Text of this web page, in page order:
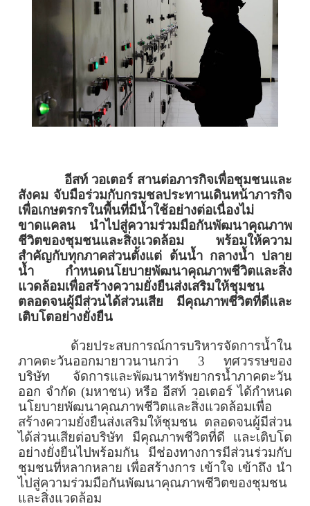
อีสท์ วอเตอร์ สานต่อภารกิจเพื่อชุมชนและ
สังคม จับมือร่วมกับกรมชลประทานเดินหน้าภารกิจ
เพื่อเกษตรกรในพื้นที่มีน้ำใช้อย่างต่อเนื่องไม่
ขาดแคลน นำไปสู่ความร่วมมือกันพัฒนาคุณภาพ
ชีวิตของชุมชนและสิ่งแวดล้อม พร้อมให้ความ
สำคัญกับทุกภาคส่วนตั้งแต่ ต้นน้ำ กลางน้ำ ปลาย
น้ำ กำหนดนโยบายพัฒนาคุณภาพชีวิตและสิ่ง
แวดล้อมเพื่อสร้างความยั่งยืนส่งเสริมให้ชุมชน
ตลอดจนผู้มีส่วนได้ส่วนเสีย มีคุณภาพชีวิตที่ดีและ
เติบโตอย่างยั่งยืน
ด้วยประสบการณ์การบริหารจัดการนํ้าใน
ภาคตะวันออกมายาวนานกว่า 3 ทศวรรษของ
บริษัท จัดการและพัฒนาทรัพยากรน้ำภาคตะวัน
ออก จำกัด (มหาชน) หรือ อีสท์ วอเตอร์ ได้กำหนด
นโยบายพัฒนาคุณภาพชีวิตและสิ่งแวดล้อมเพื่อ
สร้างความยั่งยืนส่งเสริมให้ชุมชน ตลอดจนผู้มีส่วน
ได้ส่วนเสียต่อบริษัท มีคุณภาพชีวิตที่ดี และเติบโต
อย่างยั่งยืนไปพร้อมกัน มีช่องทางการมีส่วนร่วมกับ
ชุมชนที่หลากหลาย เพื่อสร้างการ เข้าใจ เข้าถึง นำ
ไปสู่ความร่วมมือกันพัฒนาคุณภาพชีวิตของชุมชน
และสิ่งแวดล้อม